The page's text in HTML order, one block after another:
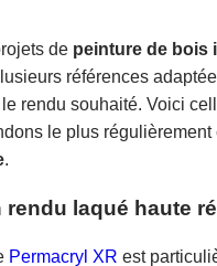
de peinture de bois
références
le rendu souhaité. Voici
le plus régulièrement
.
rendu laqué haute
Permacryl XR est